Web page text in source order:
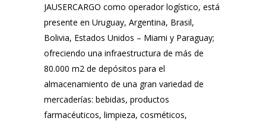
JAUSERCARGO como operador logístico, está
presente en Uruguay, Argentina, Brasil,
Bolivia, Estados Unidos – Miami y Paraguay;
ofreciendo una infraestructura de más de
80.000 m2 de depósitos para el
almacenamiento de una gran variedad de
mercaderías: bebidas, productos
farmacéuticos, limpieza, cosméticos,